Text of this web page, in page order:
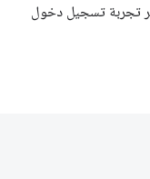
تجربة تسجيل دخول